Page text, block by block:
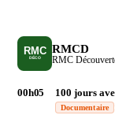
RMCD
RMC
00h05 100 jours
Documentaire